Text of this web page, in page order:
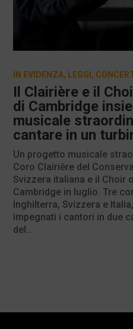
Il Clairière e il
di Cambridge
musicale
cantare in un
IN EVIDENZA, LEGGI,
Un progetto musicale
Coro Clairière del
Svizzera italiana e il Choir
Cambridge in luglio. Tre
Inghilterra, Svizzera e
impegnati i cantori in due
del...